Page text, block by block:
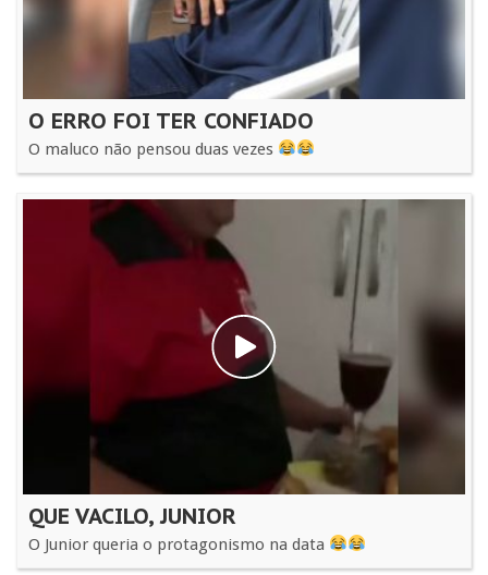
O ERRO FOI TER CONFIADO
O maluco não pensou duas vezes
QUE VACILO, JUNIOR
O Junior queria o protagonismo na data